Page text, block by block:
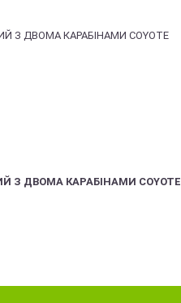
З ДВОМА КАРАБІНАМИ COYOTE